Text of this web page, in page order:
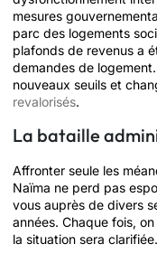
mesures
parc des logements
plafonds de revenus a
demandes de
nouveaux seuils et
revalorisés.
La bataille
Affronter seule les
Naïma ne perd pas
vous auprès de divers
années. Chaque fois,
la situation sera clarifiée.